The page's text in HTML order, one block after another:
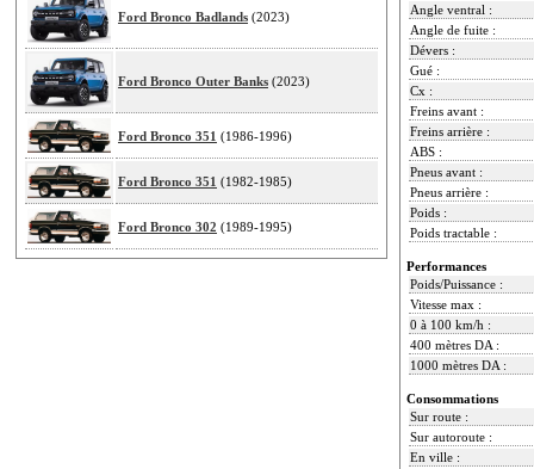
Ford Bronco Badlands (2023)
Ford Bronco Outer Banks (2023)
Ford Bronco 351 (1986-1996)
Ford Bronco 351 (1982-1985)
Ford Bronco 302 (1989-1995)
Angle ventral :
Angle de fuite :
Dévers :
Gué :
Cx :
Freins avant :
Freins arrière :
ABS :
Pneus avant :
Pneus arrière :
Poids :
Poids tractable :
Performances
Poids/Puissance :
Vitesse max :
0 à 100 km/h :
400 mètres DA :
1000 mètres DA :
Consommations
Sur route :
Sur autoroute :
En ville :